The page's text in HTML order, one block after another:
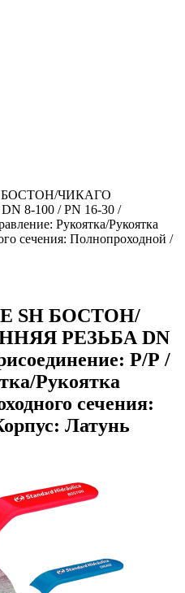
ЧИКАГО
8-100 / PN 16-30 /
Рукоятка/Рукоятка
сечения: Полнопроходной /
SH БОСТОН/
РЕЗЬБА DN
Р/Р /
Рукоятка
сечения:
Латунь